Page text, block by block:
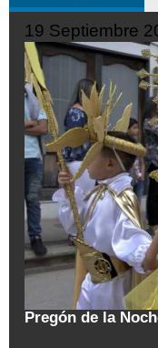
19 Septiembre
Pregón de la